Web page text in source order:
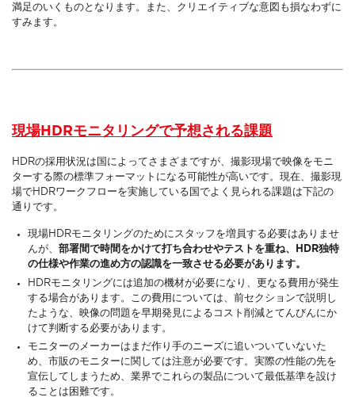
満足のいくものとなります。また、クリエイティブな意図も損なわずに
すみます。
現場HDRモニタリングで予想される課題
HDRの採用状況は国によってさまざまですが、撮影現場で映像をモニ
ターする際の標準フォーマットになる可能性が高いです。現在、撮影現
場でHDRワークフローを実施している国でよく見られる課題は下記の
通りです。
現場HDRモニタリングのためにスタッフを増員する必要はありませ
んが、 部署間で時間をかけて打ち合わせやテストを重ね、HDR独特
の仕様や作業の進め方の認識を一致させる必要があります。
HDRモニタリングには追加の機材が必要になり、更なる費用が発生
する場合があります。この費用については、前セクションで説明し
たような、映像の問題を早期発見によるコスト削減とてんびんにか
けて判断する必要があります。
モニターのメーカーはまだ作り手のニーズに追いついていないた
め、市販のモニターに関しては注意が必要です。実際の性能の先を
宣伝してしまうため、業界でこれらの製品について最低基準を設け
ることは困難です。